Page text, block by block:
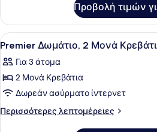
King
Κρεβάτι
(Skyline
View)
Δωμάτιο,
King
(Skyline
View)
Προβολή τιμών
Προβολή
όλων
των
φωτογραφιών
για
Premier
2
Premier Δωμάτιο, 2 Μονά
Για 3 άτομα
2 Μονά Κρεβάτια
Δωρεάν ασύρματο ίντερνετ
Περισσότερες λεπτομέρειες
Περισσότερες